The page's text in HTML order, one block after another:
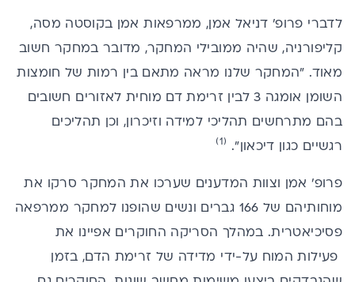
לדברי פרופ' דניאל אמן, ממרפאות אמן בקוסטה מסה,
קליפורניה, שהיה ממובילי המחקר, מדובר במחקר חשוב
מאוד. "המחקר שלנו מראה מתאם בין רמות של חומצות
השומן אומגה 3 לבין זרימת דם מוחית לאזורים חשובים
בהם מתרחשים תהליכי למידה וזיכרון, וכן תהליכים
רגשיים כגון דיכאון". (1)
פרופ' אמן וצוות המדענים שערכו את המחקר סרקו את
מוחותיהם של 166 גברים ונשים שהופנו למחקר ממרפאה
פסיכיאטרית. במהלך הסריקה החוקרים אפיינו את
פעילות המוח על-ידי מדידה של זרימת הדם, בזמן